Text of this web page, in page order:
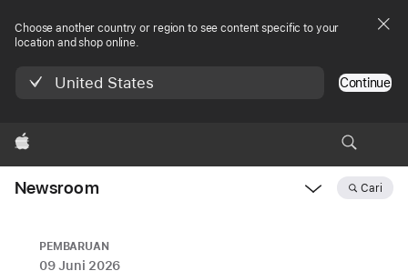
Choose another country or region to see content specific to your
location and shop online.
United States Continue
Apple
Newsroom Cari
PEMBARUAN
09 Juni 2026